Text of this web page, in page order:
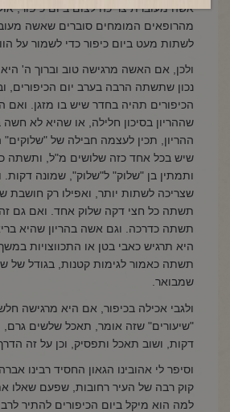
אשה מעוברת צריכה לצום ביום כיפור,
מהרופאים המומחים סוברים שאשה
לשתות מעט ביום כיפור כדי לשמור על
ולכן, אם האשה מרגישה טוב וברוך ה' היא
נכון שתשתה הרבה בערב יום הכיפורים,
הכיפורים תהיה בחדר שיש בו מזגן.
שההריון בסיכון חלילה, או שהיא לא
ההריון, תכין לעצמה חבילה של "שלוקים"
שיש בכל אחד כזה שלושים מ"ל, ותשתה
ותמתין בן "שלוק" ל"שלוק", שמונה
שצריכה לשתות יותר, ואפילו רק חושבת
תשתה כל חצי דקה שלוק אחד. ואם גם
תשתה כדרכה. וגם אשה בהריון שהיא
היא תרגיש כאבי בטן או התכווצויות במשך
תשתה כאמור לגימות קטנות, בגודל של
שמבואר.
ולגבי אכילה בכיפור, אם היא מרגישה
"שיעורים" שזה אומר, תאכל שלשים גרם,
דקות, ושוב תאכל ותפסיק, וכן על זה
וסיפר לי אהובינו הגאון החסיד רבינו
קוק רבה של העיר רחובות, שפעם שאלו
למה הוא מיקל ביום הכיפורים להתיר